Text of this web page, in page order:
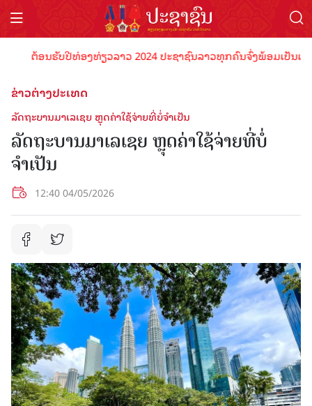
ຕ້ອນຮັບປີທ່ອງທ່ຽວລາວ 2024 ປະຊາຊົນລາວທຸກຄົນຈົ່ງພ້ອມເປັນເ
ຂ່າວຕ່າງປະເທດ
ລັດຖະບານມາເລເຊຍ ຫຼຸດຄ່າໃຊ້ຈ່າຍທີ່ບໍ່ຈຳເປັນ
ລັດຖະບານມາເລເຊຍ ຫຼຸດຄ່າໃຊ້ຈ່າຍທີ່ບໍ່
ຈຳເປັນ
12:40 04/05/2026